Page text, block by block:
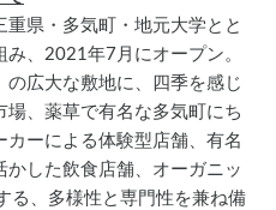
重県・多気町・地元大学とと
、2021年7月にオープン。
広大な敷地に、四季を感じ
場、薬草で有名な多気町にち
ーによる体験型店舗、有名
した飲食店舗、オーガニッ
る、多様性と専門性を兼ね備